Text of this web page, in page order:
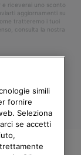
e riceverai uno sconto
aggiornamenti su
tratteremo i tuoi
consulta la nostra
simili
fornire
Seleziona
se accetti